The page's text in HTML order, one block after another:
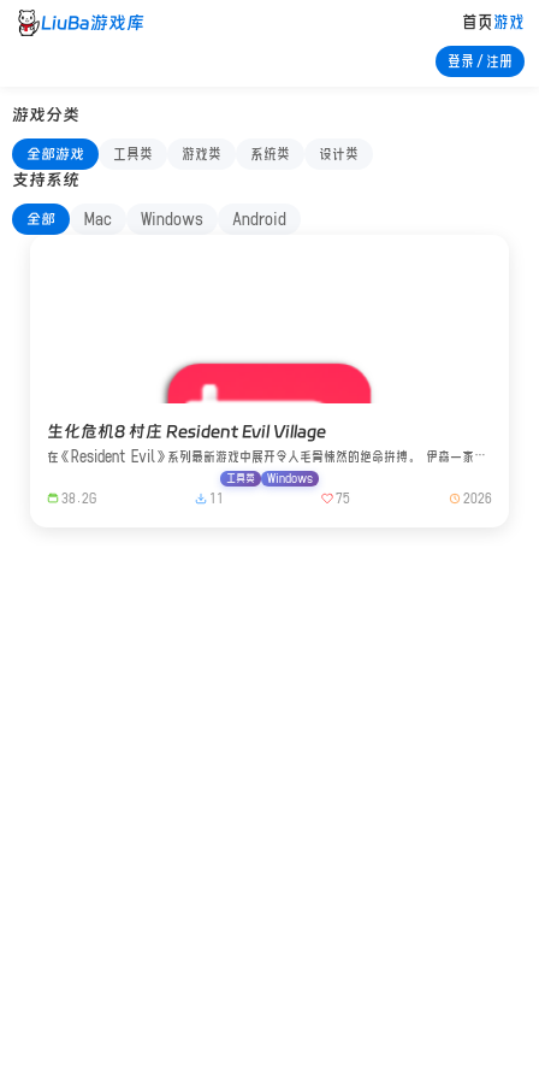
LiuBa游戏库 首页 游戏
登录/注册
游戏分类
全部游戏 工具类 游戏类 系统类 设计类
支持系统
全部 Mac Windows Android
生化危机8 村庄 Resident Evil Village
在《Resident Evil》系列最新游戏中展开令人毛骨悚然的绝命拚搏。 伊森一家的
工具类 Windows
38.2G 11 75 2026